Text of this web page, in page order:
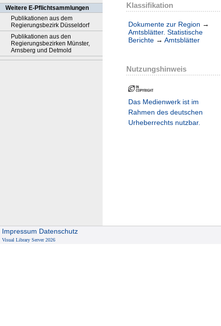
Weitere E-Pflichtsammlungen
Publikationen aus dem
Regierungsbezirk Düsseldorf
Publikationen aus den
Regierungsbezirken Münster,
Arnsberg und Detmold
Klassifikation
Dokumente zur Region →
Amtsblätter. Statistische
Berichte → Amtsblätter
Nutzungshinweis
Das Medienwerk ist im
Rahmen des deutschen
Urheberrechts nutzbar.
Impressum Datenschutz
Visual Library Server 2026